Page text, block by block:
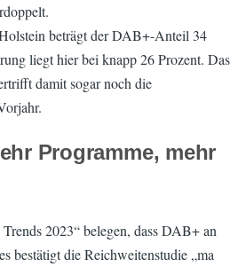
beträgt der DAB+-Anteil 34
liegt hier bei knapp 26 Prozent. Das
damit sogar noch die
Programme, mehr
2023“ belegen, dass DAB+ an
bestätigt die Reichweitenstudie „ma